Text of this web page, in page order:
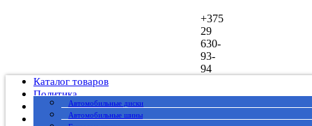
+375
29
630-
93-
94
Каталог товаров
Автомобильные диски
Автомобильные шины
Политика
Публичный договор
О нас